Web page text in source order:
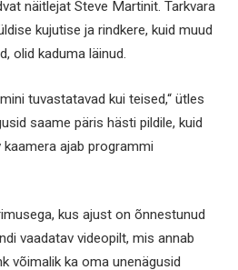
näitlejat Steve Martinit. Tarkvara
kujutise ja rindkere, kuid muud
olid kaduma läinud.
tuvastatavad kui teised,“ ütles
saame päris hästi pildile, kuid
ajab programmi
kus ajust on õnnestunud
vaadatav videopilt, mis annab
võimalik ka oma unenägusid